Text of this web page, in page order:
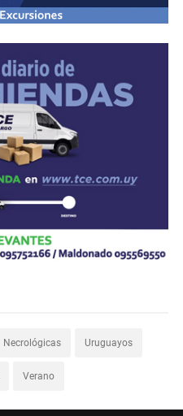
Necrológicas Uruguayos
Verano